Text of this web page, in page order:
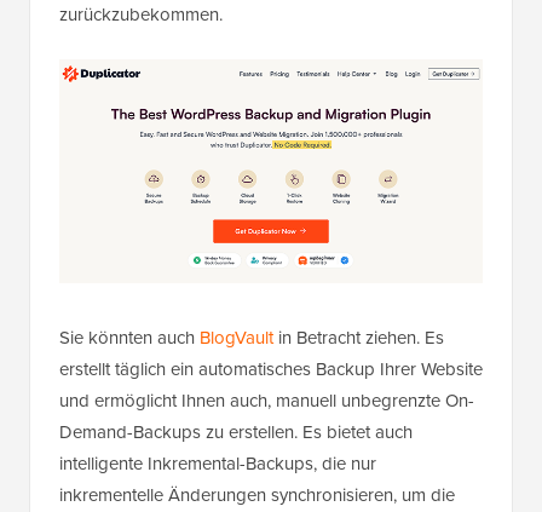
zurückzubekommen.
Sie könnten auch BlogVaultin Betracht ziehen. Es
erstellt täglich ein automatisches Backup Ihrer Website
und ermöglicht Ihnen auch, manuell unbegrenzte On-
Demand-Backups zu erstellen. Es bietet auch
intelligente Inkremental-Backups, die nur
inkrementelle Änderungen synchronisieren, um die